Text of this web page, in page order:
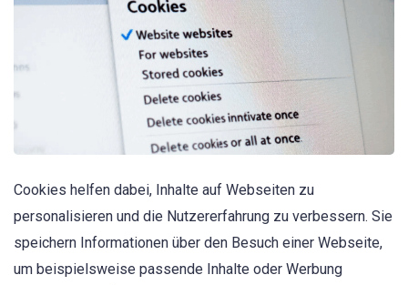
Cookies helfen dabei, Inhalte auf Webseiten zu
personalisieren und die Nutzererfahrung zu verbessern. Sie
speichern Informationen über den Besuch einer Webseite,
um beispielsweise passende Inhalte oder Werbung